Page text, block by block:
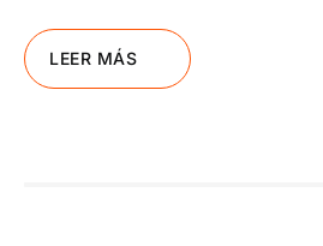
LEER MÁS